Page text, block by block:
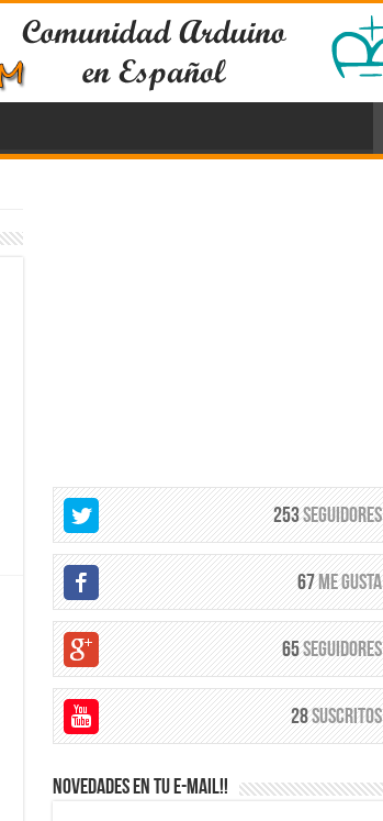
253Seguidores
67Me Gusta
65Seguidores
28Suscritos
Novedades en tu e-mail!!